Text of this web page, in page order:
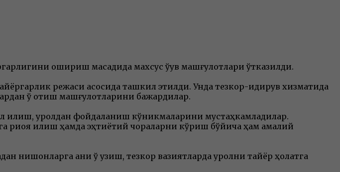
ошириш мақсадида махсус ўқув машғулотлари ўтказилди.
режаси асосида ташкил этилди. Унда тезкор-қидирув хизматида
ўқ отиш машғулотларини бажардилар.
қилиш, қуролдан фойдаланиш кўникмаларини мустаҳкамладилар.
риоя қилиш ҳамда эҳтиётий чораларни кўриш бўйича ҳам амалий
аниқ ўқ узиш, тезкор вазиятларда қуролни тайёр ҳолатга